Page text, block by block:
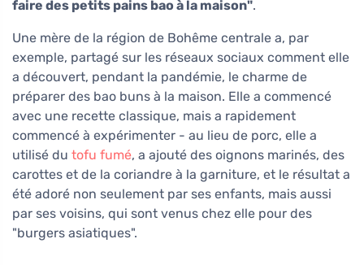
faire des petits pains bao à la maison".
Une mère de la région de Bohême centrale a, par
exemple, partagé sur les réseaux sociaux comment elle
a découvert, pendant la pandémie, le charme de
préparer des bao buns à la maison. Elle a commencé
avec une recette classique, mais a rapidement
commencé à expérimenter - au lieu de porc, elle a
utilisé du tofu fumé, a ajouté des oignons marinés, des
carottes et de la coriandre à la garniture, et le résultat a
été adoré non seulement par ses enfants, mais aussi
par ses voisins, qui sont venus chez elle pour des
"burgers asiatiques".